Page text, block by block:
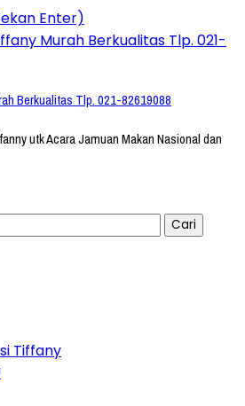
Enter)
Berkualitas Tlp. 021-82619088
utk Acara Jamuan Makan Nasional dan
Tiffany